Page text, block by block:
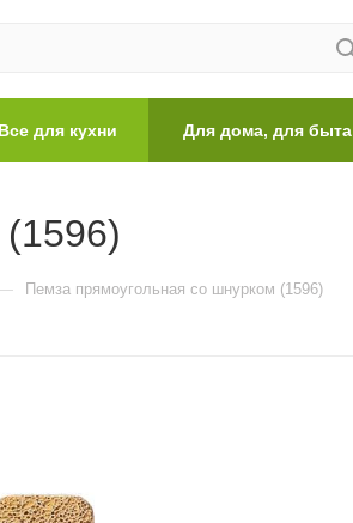
Все для кухни Для дома, для быта
Пемза прямоугольная со шнурком (1596)